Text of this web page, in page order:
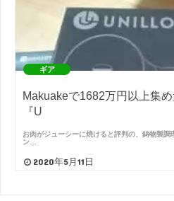
ギア
Makuakeで1682万円以上集
『U
お肉がジューシーに焼けると評判の、鋳物製
ン…
2020年5月11日